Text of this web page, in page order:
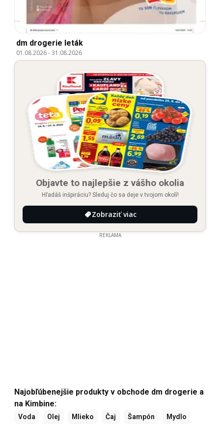
dm drogerie leták
01.08.2026-31.08.2026
Objavte to najlepšie z vášho okolia
Hľadáš inšpiráciu? Sleduj čo sa deje v tvojom okolí!
Zobraziť viac
REKLAMA
Najobľúbenejšie produkty v obchode dm drogerie a
na Kimbine:
Voda Olej Mlieko Čaj Šampón Mydlo